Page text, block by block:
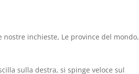
nostre inchieste, Le province del mondo,
sulla destra, si spinge veloce sul